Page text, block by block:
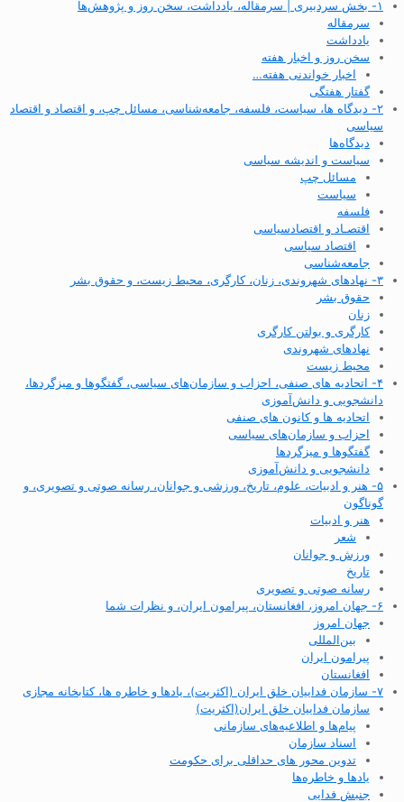
۱- بخش سردبیری | سرمقاله، یادداشت، سخن روز و پژوهش‌ها
سرمقاله
یادداشت
سخن روز و اخبار هفته
اخبار خواندنی هفته…
گفتار هفتگی
۲- دیدگاه ها، سیاست، فلسفه، جامعه‌شناسی، مسائل چپ، و اقتصاد و اقتصاد
سیاسی
دیدگاه‌ها
سیاست و اندیشه سیاسی
مسائل چپ
سیاست
فلسفه
اقتصـاد و اقتصاد‌سیاسی
اقتصاد سیاسی
جامعه‌شناسی
۳- نهادهای شهروندی، زنان، کارگری، محیط زیست، و حقوق بشر
حقوق بشر
زنان
کارگری و بولتن کارگری
نهادهای شهروندی
محیط زیست
۴- اتحادیه های صنفی، احزاب و سازمان‌های سیاسی، گفتگوها و میزگردها،
دانشجویی و دانش‌آموزی
اتحادیه ها و کانون های صنفی
احزاب و سازمان‌های سیاسی
گفتگوها و میزگردها
دانشجویی و دانش‌آموزی
۵- هنر و ادبیات، علوم، تاریخ، ورزشی و جوانان، رسانه صوتی و تصویری، و
گوناگون
هنر و ادبیات
شعر
ورزش و جوانان
تاریخ
رسانه صوتی و تصویری
۶- جهان امروز، افغانستان، پیرامون ایران، و نظرات شما
جهان امروز
بین‌المللی
پیرامون ایران
افغانستان
۷- سازمان فداییان خلق ایران (اکثریت)، یادها و خاطره ها، کتابخانه مجازی
سازمان فداییان خلق ایران(اکثریت)
پیام‌ها و اطلاعیه‌های سازمانی
اسناد سازمان
تدوین محور های حداقلی برای حکومت
یادها و خاطره‌ها
جنبش فدایی